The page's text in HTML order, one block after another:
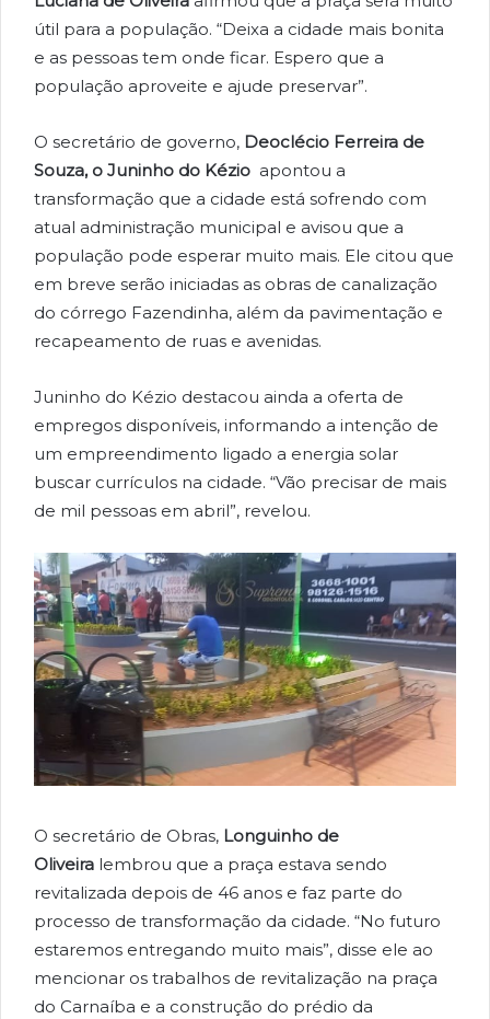
útil para a população. “Deixa a cidade mais bonita
e as pessoas tem onde ficar. Espero que a
população aproveite e ajude preservar”.
O secretário de governo, Deoclécio Ferreira de
Souza, o Juninho do Kézio apontou a
transformação que a cidade está sofrendo com
atual administração municipal e avisou que a
população pode esperar muito mais. Ele citou que
em breve serão iniciadas as obras de canalização
do córrego Fazendinha, além da pavimentação e
recapeamento de ruas e avenidas.
Juninho do Kézio destacou ainda a oferta de
empregos disponíveis, informando a intenção de
um empreendimento ligado a energia solar
buscar currículos na cidade. “Vão precisar de mais
de mil pessoas em abril”, revelou.
O secretário de Obras, Longuinho de
Oliveira lembrou que a praça estava sendo
revitalizada depois de 46 anos e faz parte do
processo de transformação da cidade. “No futuro
estaremos entregando muito mais”, disse ele ao
mencionar os trabalhos de revitalização na praça
do Carnaíba e a construção do prédio da